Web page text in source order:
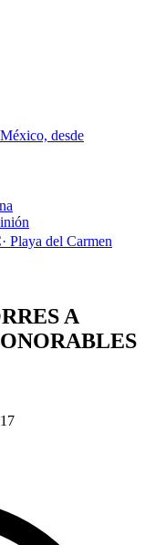
desde
· Playa del Carmen
A